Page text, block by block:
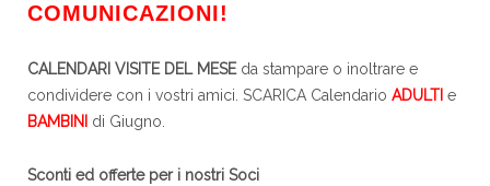
COMUNICAZIONI!
CALENDARI VISITE DEL MESEda stampare o inoltrare e
condividere con i vostri amici. SCARICA Calendario ADULTI e
BAMBINI
di Giugno.
Sconti ed offerte per i nostri Soci